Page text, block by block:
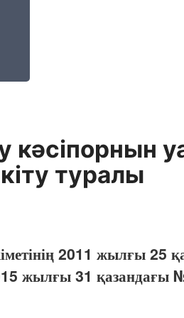
туралы
2011 жылғы
жылғы 31 қазандағы